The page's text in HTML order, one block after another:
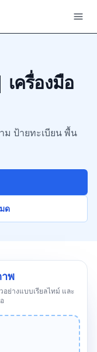
ครื่องมือ
ม ป้ายทะเบียน พื้น
ด
พ
ย่างแบบเรียลไทม์ และ